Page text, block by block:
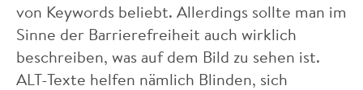
von Keywords beliebt. Allerdings sollte man im
Sinne der Barrierefreiheit auch wirklich
beschreiben, was auf dem Bild zu sehen ist.
ALT-Texte helfen nämlich Blinden, sich